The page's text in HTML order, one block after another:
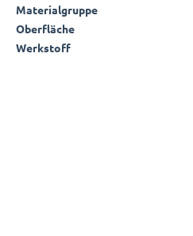
Materialgruppe
Oberfläche
Werkstoff